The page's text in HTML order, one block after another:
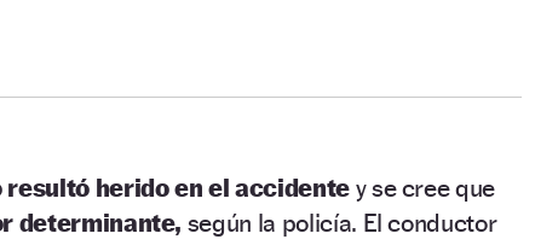
resultó herido en el accidentey se cree que
determinante, según la policía. El conductor